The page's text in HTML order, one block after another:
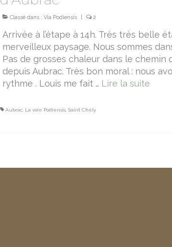
Classé dans : Via Podiensis 2
Arrivée à l’étape à 14h. Très très belle
merveilleux paysage. Nous sommes
Pas de grosses chaleur dans le chemin
depuis Aubrac. Très bon moral : nous
rythme . Louis me fait … Lire la suite­­
Aubrac, La voie Podiensis, Saint Chély